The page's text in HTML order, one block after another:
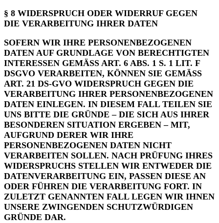
§ 8 WIDERSPRUCH ODER WIDERRUF GEGEN
DIE VERARBEITUNG IHRER DATEN
SOFERN WIR IHRE PERSONENBEZOGENEN
DATEN AUF GRUNDLAGE VON BERECHTIGTEN
INTERESSEN GEMÄSS ART. 6 ABS. 1 S. 1 LIT. F
DSGVO VERARBEITEN, KÖNNEN SIE GEMÄSS
ART. 21 DS-GVO WIDERSPRUCH GEGEN DIE
VERARBEITUNG IHRER PERSONENBEZOGENEN
DATEN EINLEGEN. IN DIESEM FALL TEILEN SIE
UNS BITTE DIE GRÜNDE – DIE SICH AUS IHRER
BESONDEREN SITUATION ERGEBEN – MIT,
AUFGRUND DERER WIR IHRE
PERSONENBEZOGENEN DATEN NICHT
VERARBEITEN SOLLEN. NACH PRÜFUNG IHRES
WIDERSPRUCHS STELLEN WIR ENTWEDER DIE
DATENVERARBEITUNG EIN, PASSEN DIESE AN
ODER FÜHREN DIE VERARBEITUNG FORT. IN
ZULETZT GENANNTEN FALL LEGEN WIR IHNEN
UNSERE ZWINGENDEN SCHUTZWÜRDIGEN
GRÜNDE DAR.